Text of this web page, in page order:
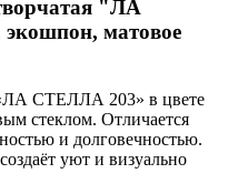
"ЛА
матовое
СТЕЛЛА 203» в цвете
стеклом. Отличается
и долговечностью.
уют и визуально